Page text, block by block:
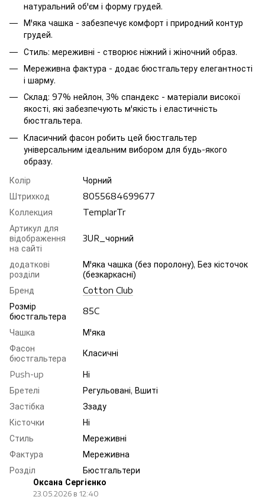
натуральний об'єм і форму грудей.
М'яка чашка - забезпечує комфорт і природний контур
грудей.
Стиль: мереживні - створює ніжний і жіночний образ.
Мереживна фактура - додає бюстгальтеру елегантності
і шарму.
Склад: 97% нейлон, 3% спандекс - матеріали високої
якості, які забезпечують м'якість і еластичність
бюстгальтера.
Класичний фасон робить цей бюстгальтер
універсальним ідеальним вибором для будь-якого
образу.
Колір
Чорний
Штрихкод
8055684699677
Коллекция
TemplarTr
Артикул для
відображення
на сайті
3UR_чорний
додаткові
розділи
М'яка чашка (без поролону), Без кісточок
(безкаркасні)
Бренд
Cotton Club
Розмір
бюстгальтера
85C
Чашка
М'яка
Фасон
бюстгальтера
Класичні
Push-up
Ні
Бретелі
Регульовані, Вшиті
Застібка
Ззаду
Кісточки
Ні
Стиль
Мереживні
Фактура
Мереживна
Розділ
Бюстгальтери
Оксана Сергієнко
23.05.2026 в 12:40